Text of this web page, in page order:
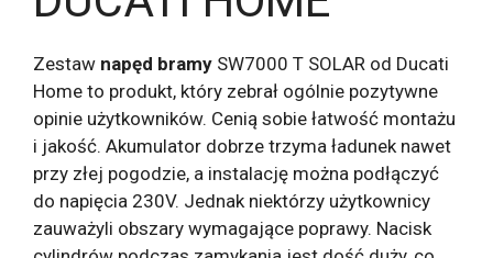
Zestaw napęd bramy SW7000 T SOLAR od Ducati
Home to produkt, który zebrał ogólnie pozytywne
opinie użytkowników. Cenią sobie łatwość montażu
i jakość. Akumulator dobrze trzyma ładunek nawet
przy złej pogodzie, a instalację można podłączyć
do napięcia 230V. Jednak niektórzy użytkownicy
zauważyli obszary wymagające poprawy. Nacisk